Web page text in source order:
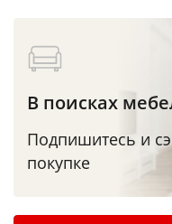
В поисках
Подпишитесь и
покупке